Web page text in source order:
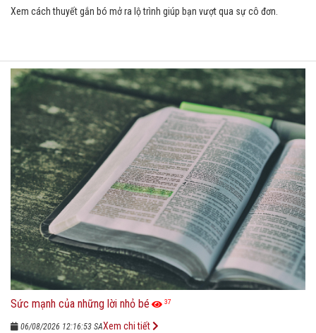
Xem cách thuyết gắn bó mở ra lộ trình giúp bạn vượt qua sự cô đơn.
Sức mạnh của những lời nhỏ bé 37
06/08/2026 12:16:53 SAXem chi tiết